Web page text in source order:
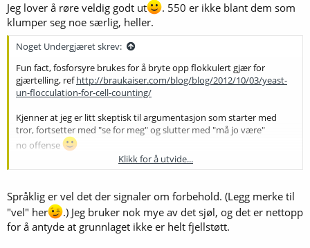
Jeg lover å røre veldig godt ut
. 550 er ikke blant dem som
klumper seg noe særlig, heller.
Noget Undergjæret skrev:
Fun fact, fosforsyre brukes for å bryte opp flokkulert gjær for
gjærtelling, refhttp://braukaiser.com/blog/blog/2012/10/03/yeast-
un-flocculation-for-cell-counting/
Kjenner at jeg er litt skeptisk til argumentasjon som starter med
tror, fortsetter med "se for meg" og slutter med "må jo være"
no offense
Men dette er en avsporing av tråden, men kunne ikke dy meg. Skal
holde kjeft framover, lover.
Klikk for å utvide...
Språklig er vel det der signaler om forbehold. (Legg merke til
"vel" her
.) Jeg bruker nok mye av det sjøl, og det er nettopp
for å antyde at grunnlaget ikke er helt fjellstøtt.